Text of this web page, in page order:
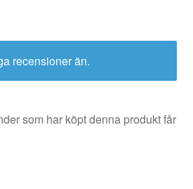
recensioner än.
som har köpt denna produkt får